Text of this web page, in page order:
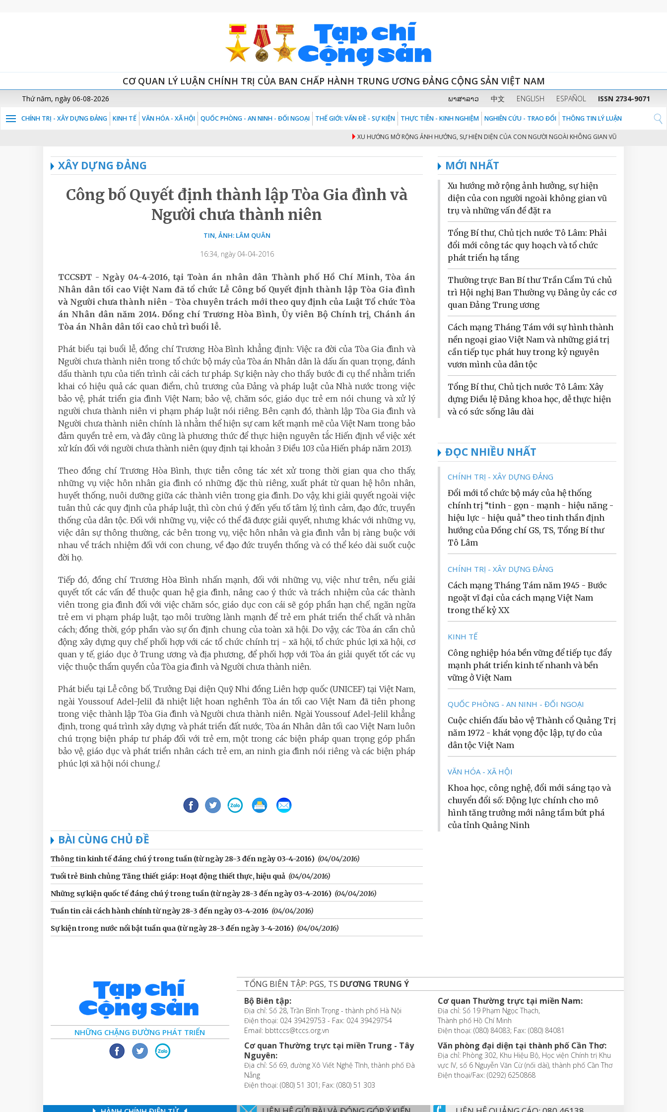
CƠ QUAN LÝ LUẬN CHÍNH TRỊ CỦA BAN CHẤP HÀNH TRUNG ƯƠNG ĐẢNG CỘNG SẢN VIỆT NAM
Thứ năm, ngày 06-08-2026 ພາສາລາວ 中文 ENGLISH ESPAÑOL ISSN 2734-9071
CHÍNH TRỊ - XÂY DỰNG ĐẢNG KINH TẾ VĂN HÓA - XÃ HỘI QUỐC PHÒNG - AN NINH - ĐỐI NGOẠI THẾ GIỚI: VẤN ĐỀ - SỰ KIỆN THỰC TIỄN - KINH NGHIỆM NGHIÊN CỨU - TRAO ĐỔI THÔNG TIN LÝ LUẬN
XU HƯỚNG MỞ RỘNG ẢNH HƯỞNG, SỰ HIỆN DIỆN CỦA CON NGƯỜI NGOÀI KHÔNG GIAN VŨ TRỤ VÀ NHỮNG
XÂY DỰNG ĐẢNG
Công bố Quyết định thành lập Tòa Gia đình và
Người chưa thành niên
TIN, ẢNH: LÂM QUÂN
16:34, ngày 04-04-2016
TCCSĐT - Ngày 04-4-2016, tại Toàn án nhân dân Thành phố Hồ Chí Minh, Tòa án
Nhân dân tối cao Việt Nam đã tổ chức Lễ Công bố Quyết định thành lập Tòa Gia đình
và Người chưa thành niên - Tòa chuyên trách mới theo quy định của Luật Tổ chức Tòa
án Nhân dân năm 2014. Đồng chí Trương Hòa Bình, Ủy viên Bộ Chính trị, Chánh án
Tòa án Nhân dân tối cao chủ trì buổi lễ.
Phát biểu tại buổi lễ, đồng chí Trương Hòa Bình khẳng định: Việc ra đời của Tòa Gia đình và
Người chưa thành niên trong tổ chức bộ máy của Tòa án Nhân dân là dấu ấn quan trọng, đánh
dấu thành tựu của tiến trình cải cách tư pháp. Sự kiện này cho thấy bước đi cụ thể nhằm triển
khai có hiệu quả các quan điểm, chủ trương của Đảng và pháp luật của Nhà nước trong việc
bảo vệ, phát triển gia đình Việt Nam; bảo vệ, chăm sóc, giáo dục trẻ em nói chung và xử lý
người chưa thành niên vi phạm pháp luật nói riêng. Bên cạnh đó, thành lập Tòa Gia đình và
Người chưa thành niên chính là nhằm thể hiện sự cam kết mạnh mẽ của Việt Nam trong bảo
đảm quyền trẻ em, và đây cũng là phương thức để thực hiện nguyên tắc Hiến định về việc xét
xử kín đối với người chưa thành niên (quy định tại khoản 3 Điều 103 của Hiến pháp năm 2013).
Theo đồng chí Trương Hòa Bình, thực tiễn công tác xét xử trong thời gian qua cho thấy,
những vụ việc hôn nhân gia đình có những đặc thù riêng, xuất phát từ quan hệ hôn nhân,
huyết thống, nuôi dưỡng giữa các thành viên trong gia đình. Do vậy, khi giải quyết ngoài việc
tuân thủ các quy định của pháp luật, thì còn chú ý đến yếu tố tâm lý, tình cảm, đạo đức, truyền
thống của dân tộc. Đối với những vụ, việc có thể đã được giải quyết, nhưng khác với những vụ,
việc dân sự thông thường, các bên trong vụ, việc hôn nhân và gia đình vẫn bị ràng buộc với
nhau về trách nhiệm đối với con chung, về đạo đức truyền thống và có thể kéo dài suốt cuộc
đời họ.
Tiếp đó, đồng chí Trương Hòa Bình nhấn mạnh, đối với những vụ, việc như trên, nếu giải
quyết tốt các vấn đề thuộc quan hệ gia đình, nâng cao ý thức và trách nhiệm của các thành
viên trong gia đình đối với việc chăm sóc, giáo dục con cái sẽ góp phần hạn chế, ngăn ngừa
trẻ em vi phạm pháp luật, tạo môi trường lành mạnh để trẻ em phát triển thể chất và nhân
cách; đồng thời, góp phần vào sự ổn định chung của toàn xã hội. Do vậy, các Tòa án cần chủ
động xây dựng quy chế phối hợp với các tổ chức chính trị - xã hội, tổ chức phúc lợi xã hội, cơ
quan y tế, giáo dục ở Trung ương và địa phương, để phối hợp với Tòa án giải quyết tốt các vụ
việc thuộc thẩm quyền của Tòa gia đình và Người chưa thành niên.
Phát biểu tại Lễ công bố, Trưởng Đại diện Quỹ Nhi đồng Liên hợp quốc (UNICEF) tại Việt Nam,
ngài Youssouf Adel-Jelil đã nhiệt liệt hoan nghênh Tòa án tối cao Việt Nam đã tiên phong
trong việc thành lập Tòa Gia đình và Người chưa thành niên. Ngài Youssouf Adel-Jelil khẳng
định, trong quá trình xây dựng và phát triển đất nước, Tòa án Nhân dân tối cao Việt Nam luôn
chú trọng biện pháp tư pháp đối với trẻ em, một trong các biện pháp quan trọng góp phần
bảo vệ, giáo dục và phát triển nhân cách trẻ em, an ninh gia đình nói riêng và các biện pháp
phúc lợi xã hội nói chung./.
BÀI CÙNG CHỦ ĐỀ
Thông tin kinh tế đáng chú ý trong tuần (từ ngày 28-3 đến ngày 03-4-2016) (04/04/2016)
Tuổi trẻ Binh chủng Tăng thiết giáp: Hoạt động thiết thực, hiệu quả (04/04/2016)
Những sự kiện quốc tế đáng chú ý trong tuần (từ ngày 28-3 đến ngày 03-4-2016) (04/04/2016)
Tuần tin cải cách hành chính từ ngày 28-3 đến ngày 03-4-2016 (04/04/2016)
Sự kiện trong nước nổi bật tuần qua (từ ngày 28-3 đến ngày 3-4-2016) (04/04/2016)
MỚI NHẤT
Xu hướng mở rộng ảnh hưởng, sự hiện
diện của con người ngoài không gian vũ
trụ và những vấn đề đặt ra
Tổng Bí thư, Chủ tịch nước Tô Lâm: Phải
đổi mới công tác quy hoạch và tổ chức
phát triển hạ tầng
Thường trực Ban Bí thư Trần Cẩm Tú chủ
trì Hội nghị Ban Thường vụ Đảng ủy các cơ
quan Đảng Trung ương
Cách mạng Tháng Tám với sự hình thành
nền ngoại giao Việt Nam và những giá trị
cần tiếp tục phát huy trong kỷ nguyên
vươn mình của dân tộc
Tổng Bí thư, Chủ tịch nước Tô Lâm: Xây
dựng Điều lệ Đảng khoa học, dễ thực hiện
và có sức sống lâu dài
ĐỌC NHIỀU NHẤT
CHÍNH TRỊ - XÂY DỰNG ĐẢNG
Đổi mới tổ chức bộ máy của hệ thống
chính trị “tinh - gọn - mạnh - hiệu năng -
hiệu lực - hiệu quả” theo tinh thần định
hướng của Đồng chí GS, TS, Tổng Bí thư
Tô Lâm
CHÍNH TRỊ - XÂY DỰNG ĐẢNG
Cách mạng Tháng Tám năm 1945 - Bước
ngoặt vĩ đại của cách mạng Việt Nam
trong thế kỷ XX
KINH TẾ
Công nghiệp hóa bền vững để tiếp tục đẩy
mạnh phát triển kinh tế nhanh và bền
vững ở Việt Nam
QUỐC PHÒNG - AN NINH - ĐỐI NGOẠI
Cuộc chiến đấu bảo vệ Thành cổ Quảng Trị
năm 1972 - khát vọng độc lập, tự do của
dân tộc Việt Nam
VĂN HÓA - XÃ HỘI
Khoa học, công nghệ, đổi mới sáng tạo và
chuyển đổi số: Động lực chính cho mô
hình tăng trưởng mới nâng tầm bứt phá
của tỉnh Quảng Ninh
NHỮNG CHẶNG ĐƯỜNG PHÁT TRIỂN
TỔNG BIÊN TẬP: PGS, TS DƯƠNG TRUNG Ý
Bộ Biên tập:
Địa chỉ: Số 28, Trần Bình Trọng - thành phố Hà Nội
Điện thoại: 024 39429753 - Fax: 024 39429754
Email: bbttccs@tccs.org.vn
Cơ quan Thường trực tại miền Trung - Tây
Nguyên:
Địa chỉ: Số 69, đường Xô Viết Nghệ Tĩnh, thành phố Đà
Nẵng
Điện thoại: (080) 51 301; Fax: (080) 51 303
Cơ quan Thường trực tại miền Nam:
Địa chỉ: Số 19 Phạm Ngọc Thạch,
Thành phố Hồ Chí Minh
Điện thoại: (080) 84083; Fax: (080) 84081
Văn phòng đại diện tại thành phố Cần Thơ:
Địa chỉ: Phòng 302, Khu Hiệu Bộ, Học viện Chính trị Khu
vực IV, số 6 Nguyễn Văn Cừ (nối dài), thành phố Cần Thơ
Điện thoại/Fax: (0292) 6250868